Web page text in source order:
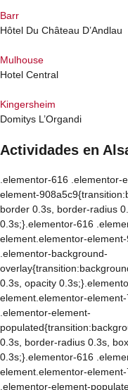
Barr
Hôtel Du Château D’Andlau
Mulhouse
Hotel Central
Kingersheim
Domitys L’Organdi
Actividades en
.elementor-616 .elementor-
element-
border 0.3s, border-radius
0.3s;}.elementor-616
element.elementor-
.elementor-background-
0.3s, opacity
element.elementor-
.elementor-element-
0.3s, border-radius 0.3s,
0.3s;}.elementor-616
element.elementor-
.elementor-element-